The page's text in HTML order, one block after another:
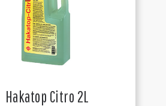
Hakatop Citro 2L